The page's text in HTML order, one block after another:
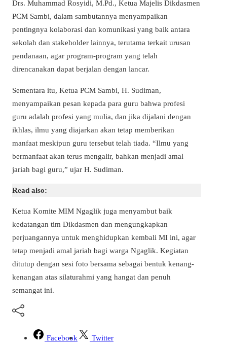
Drs. Muhammad Rosyidi, M.Pd., Ketua Majelis Dikdasmen
PCM Sambi, dalam sambutannya menyampaikan
pentingnya kolaborasi dan komunikasi yang baik antara
sekolah dan stakeholder lainnya, terutama terkait urusan
pendanaan, agar program-program yang telah
direncanakan dapat berjalan dengan lancar.
Sementara itu, Ketua PCM Sambi, H. Sudiman,
menyampaikan pesan kepada para guru bahwa profesi
guru adalah profesi yang mulia, dan jika dijalani dengan
ikhlas, ilmu yang diajarkan akan tetap memberikan
manfaat meskipun guru tersebut telah tiada. “Ilmu yang
bermanfaat akan terus mengalir, bahkan menjadi amal
jariah bagi guru,” ujar H. Sudiman.
Read also:
Ketua Komite MIM Ngaglik juga menyambut baik
kedatangan tim Dikdasmen dan mengungkapkan
perjuangannya untuk menghidupkan kembali MI ini, agar
tetap menjadi amal jariah bagi warga Ngaglik. Kegiatan
ditutup dengan sesi foto bersama sebagai bentuk kenang-
kenangan atas silaturahmi yang hangat dan penuh
semangat ini.
Facebook Twitter